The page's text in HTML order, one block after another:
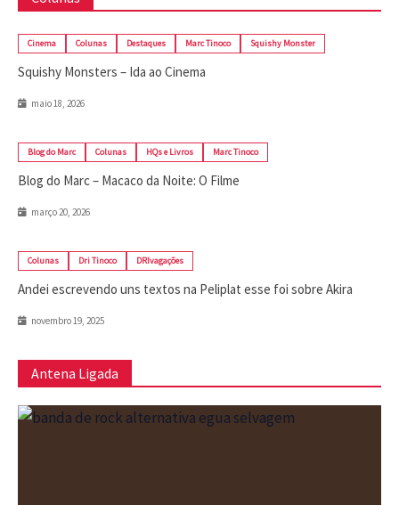
Cinema Colunas Destaques Marc Tinoco Squishy Monster
Squishy Monsters – Ida ao Cinema
maio 18, 2026
Blog do Marc Colunas HQs e Livros Marc Tinoco
Blog do Marc – Macaco da Noite: O Filme
março 20, 2026
Colunas Dri Tinoco DRIvagações
Andei escrevendo uns textos na Peliplat esse foi sobre Akira
novembro 19, 2025
Antena Ligada